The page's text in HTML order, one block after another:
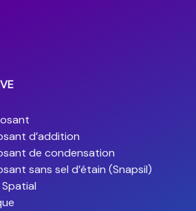
d’addition
de condensation
sans sel d’étain (Snapsil)